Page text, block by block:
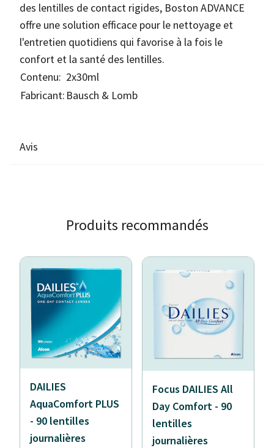
des lentilles de contact rigides, Boston ADVANCE
offre une solution efficace pour le nettoyage et
l'entretien quotidiens qui favorise à la fois le
confort et la santé des lentilles.
Contenu: 2x30ml
Fabricant: Bausch & Lomb
Avis
Produits recommandés
DAILIES
AquaComfort PLUS
- 90 lentilles
journalières
Focus DAILIES All
Day Comfort - 90
lentilles
journalières